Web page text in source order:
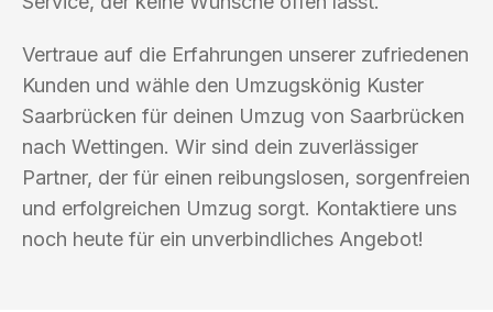
Vertraue auf die Erfahrungen unserer zufriedenen
Kunden und wähle den Umzugskönig Kuster
Saarbrücken für deinen Umzug von Saarbrücken
nach Wettingen. Wir sind dein zuverlässiger
Partner, der für einen reibungslosen, sorgenfreien
und erfolgreichen Umzug sorgt. Kontaktiere uns
noch heute für ein unverbindliches Angebot!